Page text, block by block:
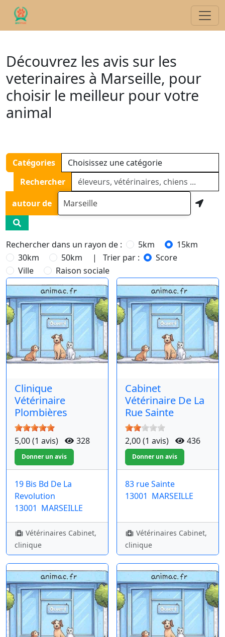
Découvrez les avis sur les
veterinaires à Marseille, pour
choisir le meilleur pour votre
animal
Catégories
Rechercher
autour de
Rechercher dans un rayon de : 5km
15km
30km
50km | Trier par :
Score
Ville
Raison sociale
Clinique
Vétérinaire
Plombières
5,00 (1 avis) 328
19 Bis Bd De La
Revolution
13001 MARSEILLE
Vétérinaires Cabinet,
clinique
Cabinet
Vétérinaire De La
Rue Sainte
2,00 (1 avis) 436
83 rue Sainte
13001 MARSEILLE
Vétérinaires Cabinet,
clinique